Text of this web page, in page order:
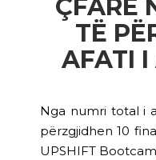
ÇFARË
TË
AFATI
Nga numri total i
përzgjidhen 10
UPSHIFT